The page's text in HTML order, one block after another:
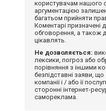
користувачам нашого
аргументацією
багатьом прийняти
Коментарі призначені
обговорення, а також
цікавлять.
Не дозволяється:
лексики, погроз або
порівняння з іншими
безпідставні заяви,
компанії і / або її
сторонні інтернет-
самореклама.